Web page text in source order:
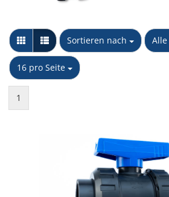
Sortieren nach
Sortieren nach pro
16 pro Seite
pro Seite
1